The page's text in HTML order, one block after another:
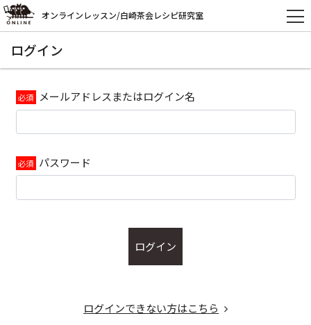
オンラインレッスン/白崎茶会レシピ研究室
ログイン
メールアドレスまたはログイン名
パスワード
ログイン
ログインできない方はこちら